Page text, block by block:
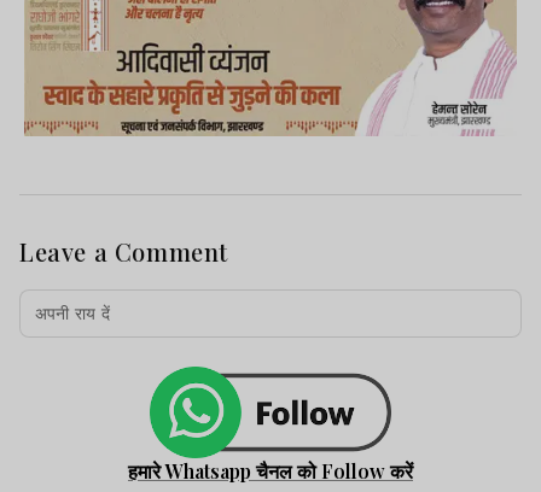
Leave a Comment
हमारे Whatsapp चैनल को Follow करें